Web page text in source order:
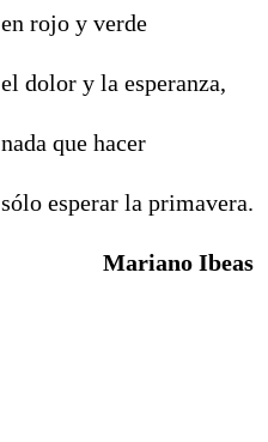
en rojo y verde
el dolor y la esperanza,
nada que hacer
sólo esperar la primavera.
Mariano Ibeas